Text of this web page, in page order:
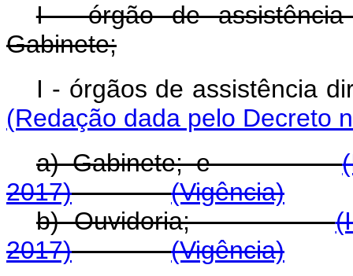
I - órgão de
Gabinete;
I - órgãos de
(Redação dada pelo Decreto
a) Gabinete; e
2017)
(Vigência)
b) Ouvidoria;
2017)
(Vigência)